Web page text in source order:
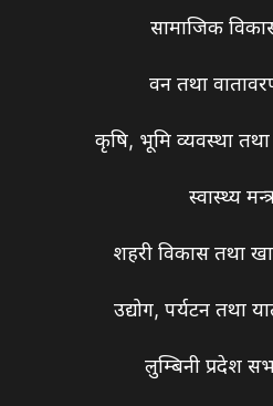
सामाजिक
वन तथा
कृषि, भूमि व्यवस्था तथा
स्वास्थ्य
शहरी विकास तथा
उद्योग, पर्यटन तथा
लुम्बिनी प्रदेश